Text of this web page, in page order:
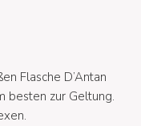
Flasche D’Antan
besten zur Geltung.